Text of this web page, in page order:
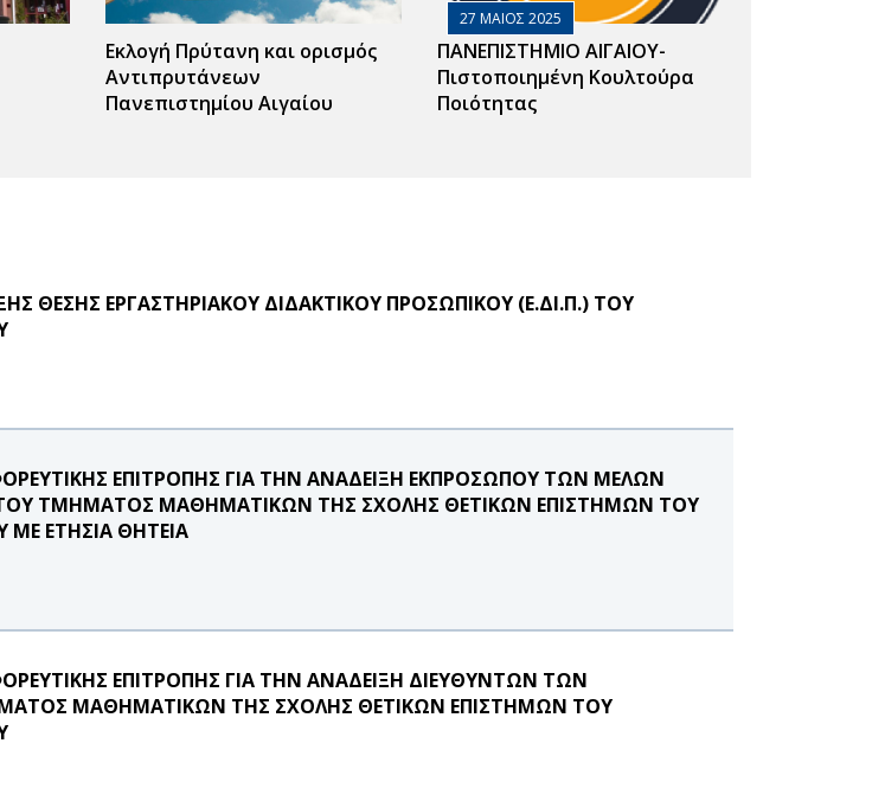
Εκλογή Πρύτανη και ορισμός
Αντιπρυτάνεων
Πανεπιστημίου Αιγαίου
27 ΜΑΙΟΣ 2025
ΠΑΝΕΠΙΣΤΗΜΙΟ ΑΙΓΑΙΟΥ-
Πιστοποιημένη Κουλτούρα
Ποιότητας
ΘΕΣΗΣ ΕΡΓΑΣΤΗΡΙΑΚΟΥ ΔΙΔΑΚΤΙΚΟΥ ΠΡΟΣΩΠΙΚΟΥ (Ε.ΔΙ.Π.) ΤΟΥ
ΕΠΙΤΡΟΠΗΣ ΓΙΑ ΤΗΝ ΑΝΑΔΕΙΞΗ ΕΚΠΡΟΣΩΠΟΥ ΤΩΝ ΜΕΛΩΝ
ΤΟΥ ΤΜΗΜΑΤΟΣ ΜΑΘΗΜΑΤΙΚΩΝ ΤΗΣ ΣΧΟΛΗΣ ΘΕΤΙΚΩΝ ΕΠΙΣΤΗΜΩΝ ΤΟΥ
ΜΕ ΕΤΗΣΙΑ ΘΗΤΕΙΑ
ΕΠΙΤΡΟΠΗΣ ΓΙΑ ΤΗΝ ΑΝΑΔΕΙΞΗ ΔΙΕΥΘΥΝΤΩΝ ΤΩΝ
ΜΑΘΗΜΑΤΙΚΩΝ ΤΗΣ ΣΧΟΛΗΣ ΘΕΤΙΚΩΝ ΕΠΙΣΤΗΜΩΝ ΤΟΥ